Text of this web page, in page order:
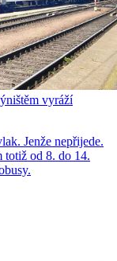
vyráží
Jenže nepřijede.
totiž od 8. do 14.